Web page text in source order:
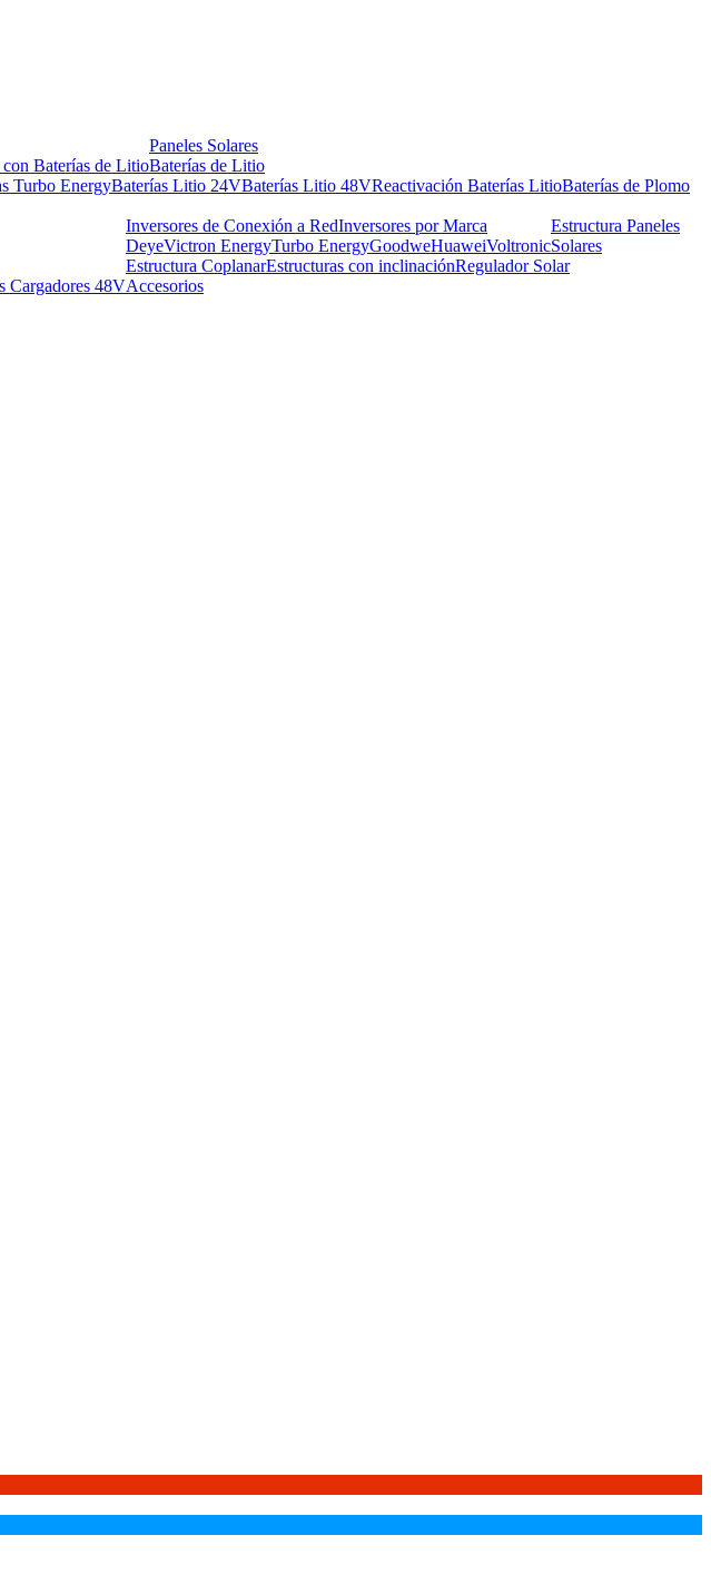
Baterías de Litio
Paneles Solares
Baterías de Litio
Turbo EnergyBaterías Litio 24VBaterías Litio 48VReactivación Baterías LitioBaterías de Plomo
Cargadores 48V
Inversores de Conexión a RedInversores por Marca
DeyeVictron EnergyTurbo EnergyGoodweHuaweiVoltronic
Estructura Paneles
Solares
Estructura CoplanarEstructuras con inclinaciónRegulador Solar
Accesorios